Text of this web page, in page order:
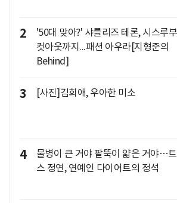
2
'50대 맞아?' 샤를리즈 테론, 시스루
컷아웃까지...패션 아우라[지형준의
Behind]
3 [사진]김희애, 우아한 미소
4
물병이 큰 거야 팔뚝이 얇은 거야…트
스 정연, 연예인 다이어트의 정석